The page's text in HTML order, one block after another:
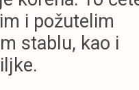
i požutelim
stablu, kao i